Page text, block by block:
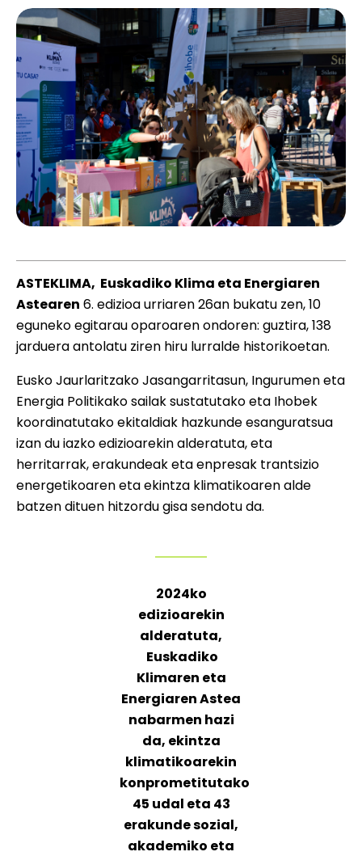
ASTEKLIMA, Euskadiko Klima eta Energiaren
Astearen 6. edizioa urriaren 26an bukatu zen, 10
eguneko egitarau oparoaren ondoren: guztira, 138
jarduera antolatu ziren hiru lurralde historikoetan.
Eusko Jaurlaritzako Jasangarritasun, Ingurumen eta
Energia Politikako sailak sustatutako eta Ihobek
koordinatutako ekitaldiak hazkunde esanguratsua
izan du iazko edizioarekin alderatuta, eta
herritarrak, erakundeak eta enpresak trantsizio
energetikoaren eta ekintza klimatikoaren alde
batzen dituen hitzordu gisa sendotu da.
2024ko
edizioarekin
alderatuta,
Euskadiko
Klimaren eta
Energiaren Astea
nabarmen hazi
da, ekintza
klimatikoarekin
konprometitutako
45 udal eta 43
erakunde sozial,
akademiko eta